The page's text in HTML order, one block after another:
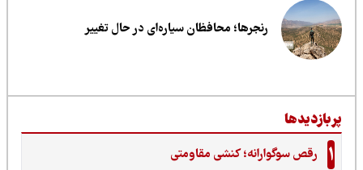
رنجرها؛ محافظان سیاره‌ای در حال تغییر
رقص سوگوارانه؛ کنشی مقاومتی